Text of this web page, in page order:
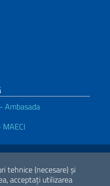
tehnice (necesare) și
acceptați utilizarea
Ambasada